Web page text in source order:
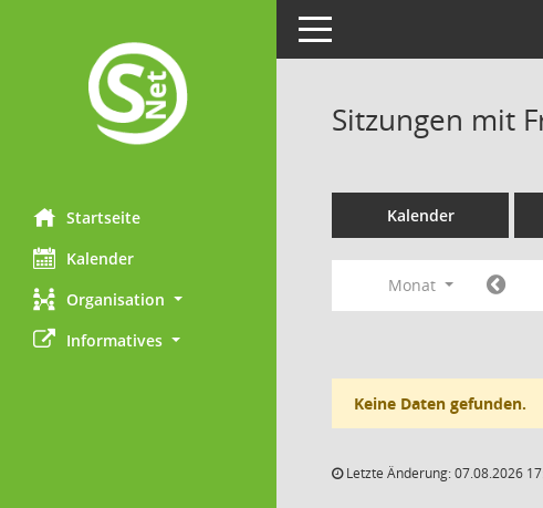
Startseite
Kalender
Organisation
Informatives
Toggle navigation
Sitzungen mit
Kalender
Monat
Keine Daten gefunden.
Letzte Änderung: 07.08.2026